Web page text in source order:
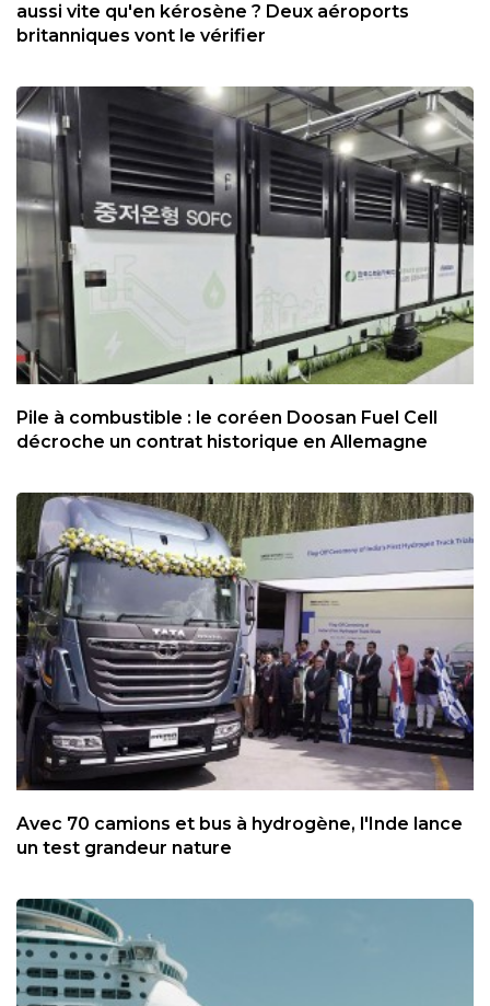
aussi vite qu'en kérosène ? Deux aéroports
britanniques vont le vérifier
Pile à combustible : le coréen Doosan Fuel Cell
décroche un contrat historique en Allemagne
Avec 70 camions et bus à hydrogène, l'Inde lance
un test grandeur nature